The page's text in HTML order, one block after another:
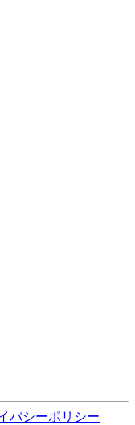
バシーポリシー